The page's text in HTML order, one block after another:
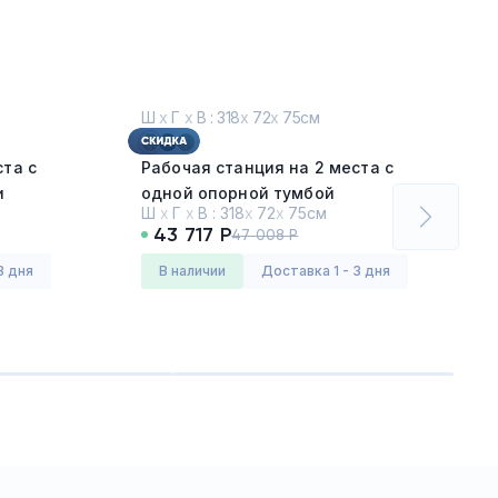
с
дня
Ш х Г х В : 318х 72х 75см
Рабочая станция на 2 места с
одной опорной тумбой
Дуб Винченцо - Белый
Ш х Г х В : 318х 72х 75см
Серия: Концепт (CONCEPT)
43 717 Р47 008 Р
в наличии Доставка 1 - 3 дня